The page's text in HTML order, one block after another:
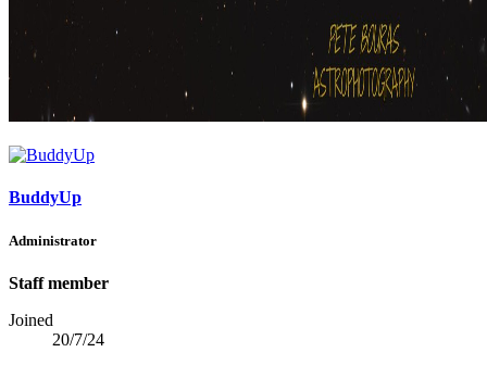
BuddyUp
Administrator
Staff member
Joined
20/7/24